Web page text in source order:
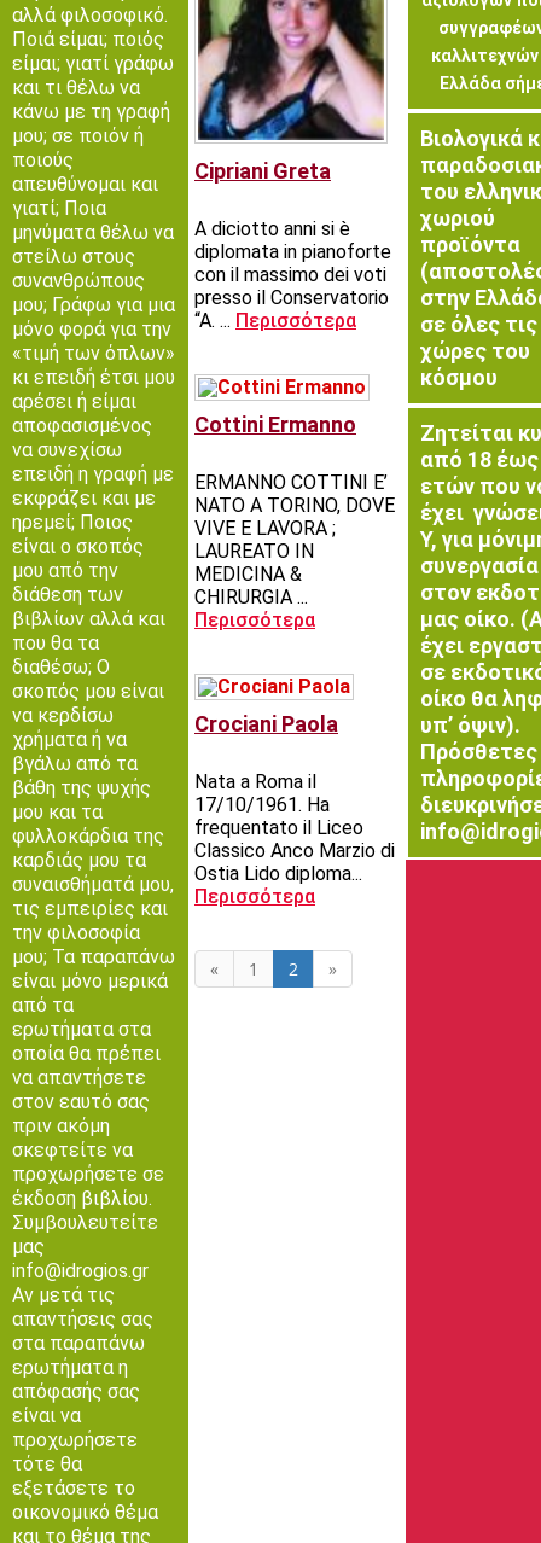
αλλά φιλοσοφικό.
Ποιά είμαι; ποιός
είμαι; γιατί γράφω
και τι θέλω να
κάνω με τη γραφή
μου; σε ποιόν ή
ποιούς
απευθύνομαι και
γιατί; Ποια
μηνύματα θέλω να
στείλω στους
συνανθρώπους
μου; Γράφω για μια
μόνο φορά για την
«τιμή των όπλων»
κι επειδή έτσι μου
αρέσει ή είμαι
αποφασισμένος
να συνεχίσω
επειδή η γραφή με
εκφράζει και με
ηρεμεί; Ποιος
είναι ο σκοπός
μου από την
διάθεση των
βιβλίων αλλά και
που θα τα
διαθέσω; Ο
σκοπός μου είναι
να κερδίσω
χρήματα ή να
βγάλω από τα
βάθη της ψυχής
μου και τα
φυλλοκάρδια της
καρδιάς μου τα
συναισθήματά μου,
τις εμπειρίες και
την φιλοσοφία
μου; Τα παραπάνω
είναι μόνο μερικά
από τα
ερωτήματα στα
οποία θα πρέπει
να απαντήσετε
στον εαυτό σας
πριν ακόμη
σκεφτείτε να
προχωρήσετε σε
έκδοση βιβλίου.
Συμβουλευτείτε
μας
info@idrogios.gr
Αν μετά τις
απαντήσεις σας
στα παραπάνω
ερωτήματα η
απόφασής σας
είναι να
προχωρήσετε
τότε θα
εξετάσετε το
οικονομικό θέμα
και το θέμα της
Cipriani Greta
A diciotto anni si è
diplomata in pianoforte
con il massimo dei voti
presso il Conservatorio
“A. ... Περισσότερα
Cottini Ermanno
ERMANNO COTTINI E’
NATO A TORINO, DOVE
VIVE E LAVORA ;
LAUREATO IN
MEDICINA &
CHIRURGIA ...
Περισσότερα
Crociani Paola
Nata a Roma il
17/10/1961. Ha
frequentato il Liceo
Classico Anco Marzio di
Ostia Lido diploma...
Περισσότερα
« 1 2 »
Ελλάδα
Βιολογικά
του
χωριού
προϊόντα
στην
σε όλες τις
χώρες του
κόσμου
Ζητείται
από 18 έως
ετών που
έχει
Υ, για
συνεργασία
στον
μας οίκο.
έχει
σε
οίκο θα
υπ’ όψιν).
Πρόσθετες